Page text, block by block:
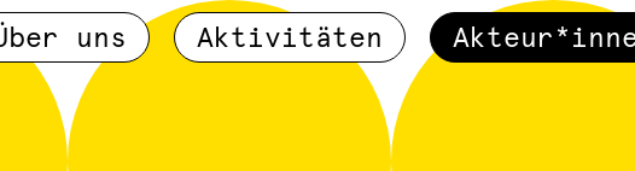
uns Aktivitäten